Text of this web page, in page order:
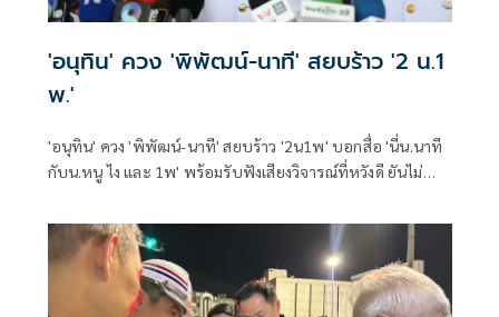
'อนุทิน' ควง 'พิพัฒน์-นาที' สยบร้าว '2 น.1
พ.'
'อนุทิน' ควง 'พิพัฒน์-นาที' สยบร้าว '2น1พ' บอกสื่อ 'นี่น.นาที
กับน.หนู ไง และ 1พ' พร้อมรับฟังเสียงวิจารณ์ที่หวังดี ยันไม่